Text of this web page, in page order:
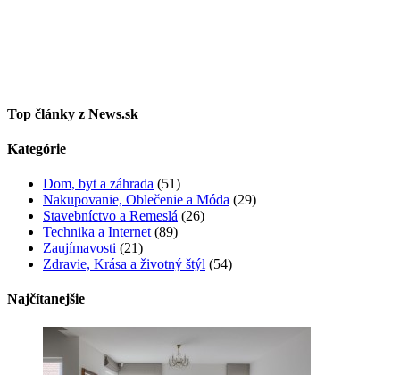
Top články z News.sk
Kategórie
Dom, byt a záhrada (51)
Nakupovanie, Oblečenie a Móda (29)
Stavebníctvo a Remeslá (26)
Technika a Internet (89)
Zaujímavosti (21)
Zdravie, Krása a životný štýl (54)
Najčítanejšie